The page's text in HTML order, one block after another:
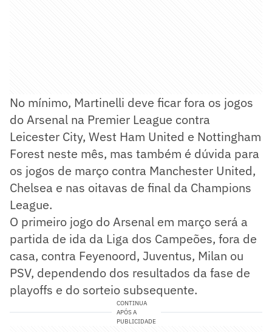
No mínimo, Martinelli deve ficar fora os jogos
do Arsenal na Premier League contra
Leicester City, West Ham United e Nottingham
Forest neste mês, mas também é dúvida para
os jogos de março contra Manchester United,
Chelsea e nas oitavas de final da Champions
League.
O primeiro jogo do Arsenal em março será a
partida de ida da Liga dos Campeões, fora de
casa, contra Feyenoord, Juventus, Milan ou
PSV, dependendo dos resultados da fase de
playoffs e do sorteio subsequente.
CONTINUA
APÓS A
PUBLICIDADE